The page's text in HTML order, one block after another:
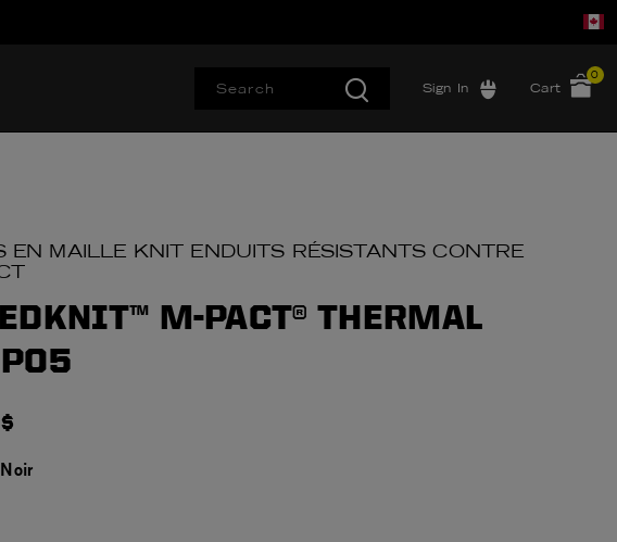
Sign In Cart
0
EN MAILLE KNIT ENDUITS RÉSISTANTS CONTRE
M-PACT® THERMAL
Noir